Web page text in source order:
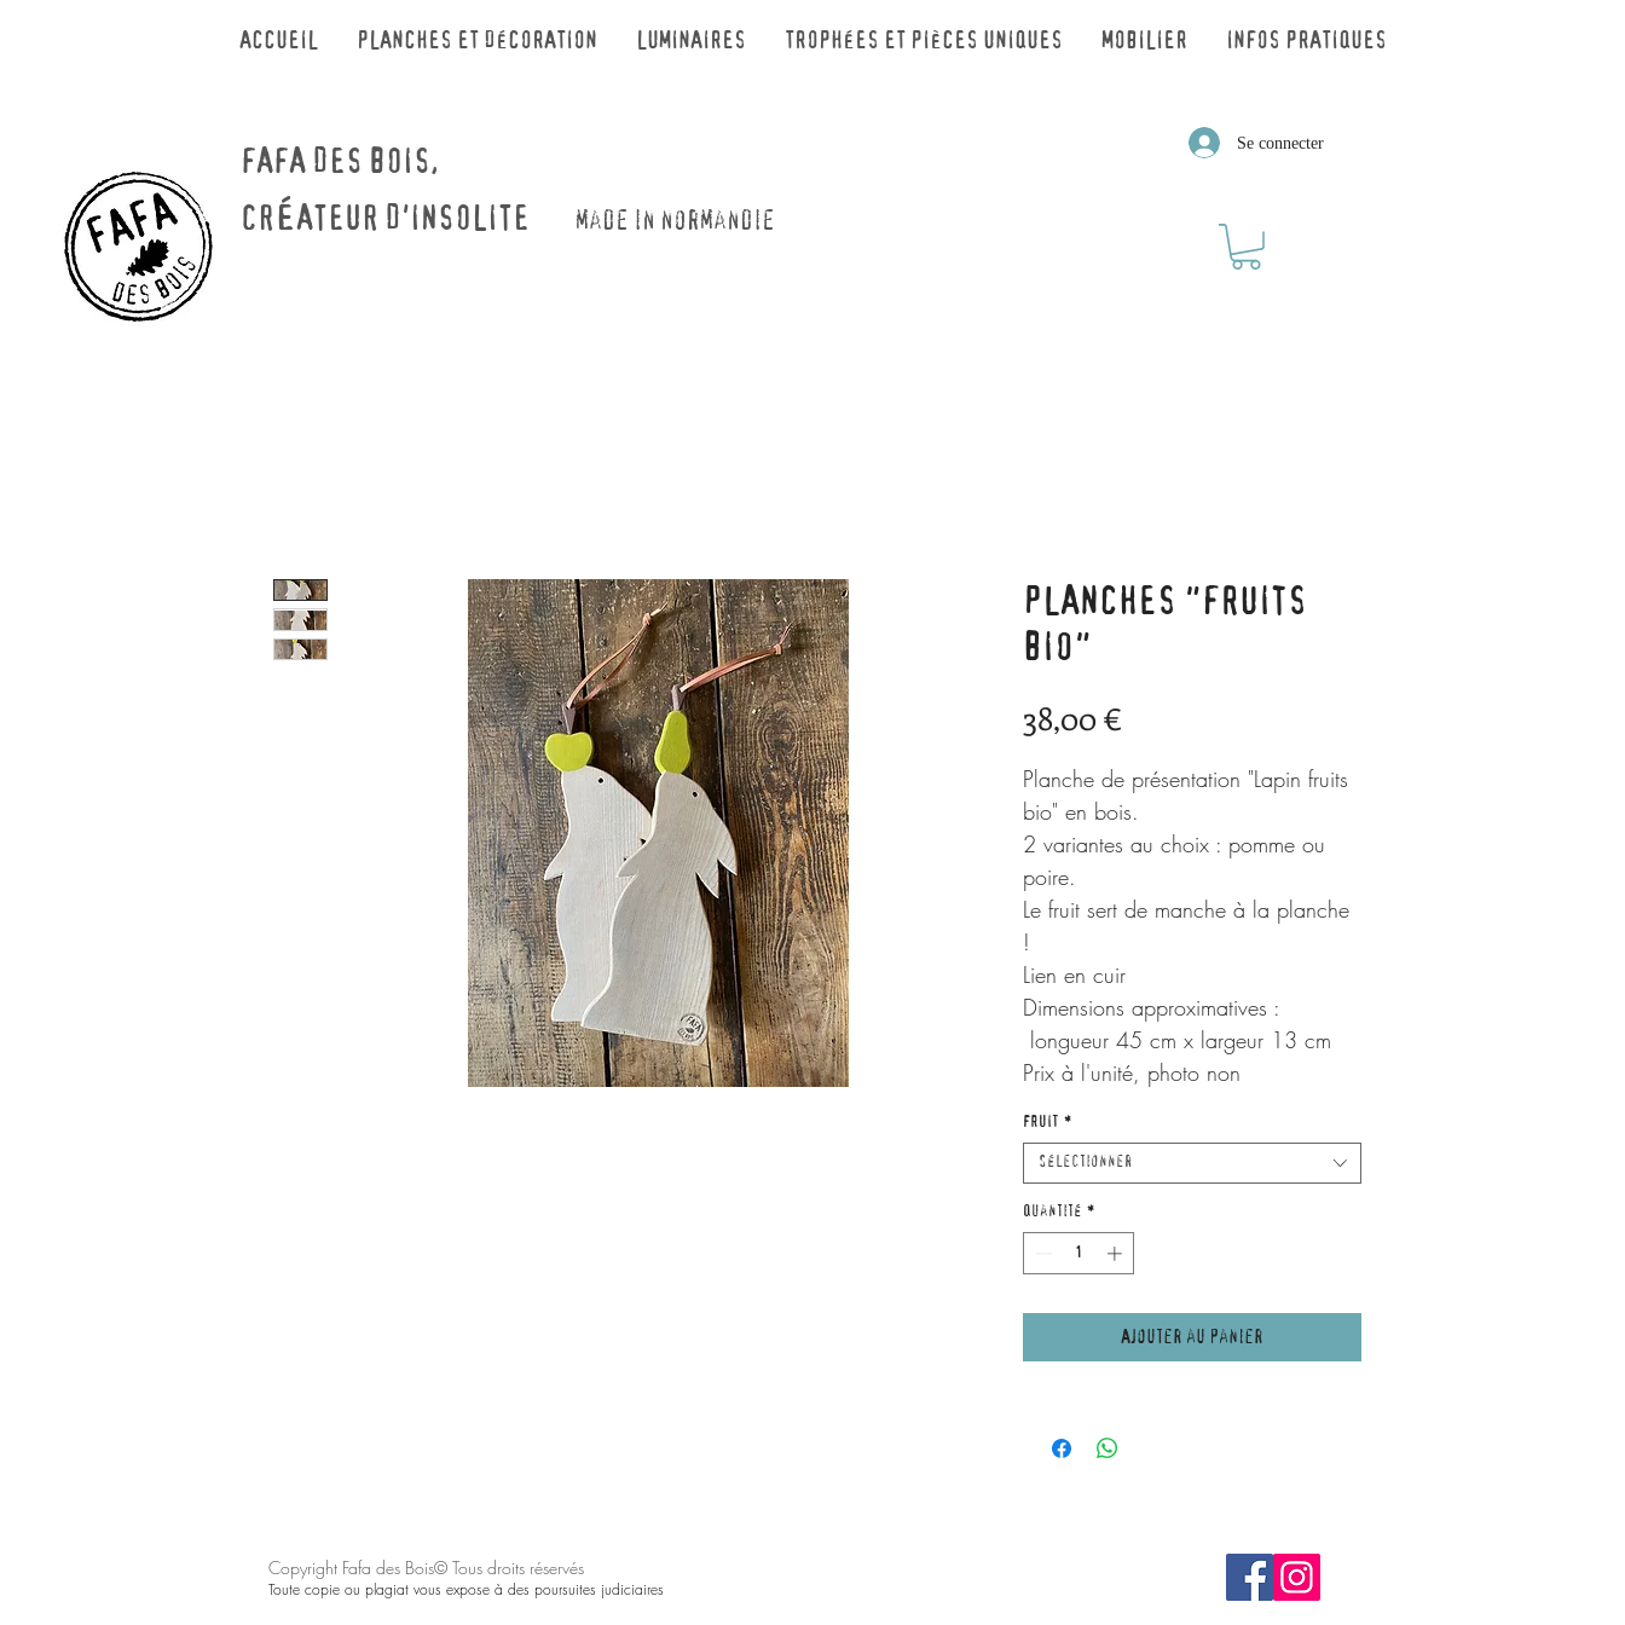
ACCUEIL PLANCHES ET DÉCORATION LUMINAIRES TROPHÉES ET PIÈCES UNIQUES MOBILIER INFOS PRATIQUES
FAFA DES BOIS,
CRÉATEUR D'INSOLITE made in normandie
Se connecter
PLANCHES "FRUITS
BIO"
38,00 €
Planche de présentation "Lapin fruits
bio" en bois.
2 variantes au choix : pomme ou
poire.
Le fruit sert de manche à la planche
!
Lien en cuir
Dimensions approximatives :
longueur 45 cm x largeur 13 cm
Prix à l'unité, photo non
FRUIT *
Sélectionner
Quantité *
Ajouter au panier
Copyright Fafa des Bois© Tous droits réservés
Toute copie ou plagiat vous expose à des poursuites judiciaires